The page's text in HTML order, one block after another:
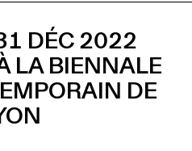
DÉC 2022
LA BIENNALE
DE